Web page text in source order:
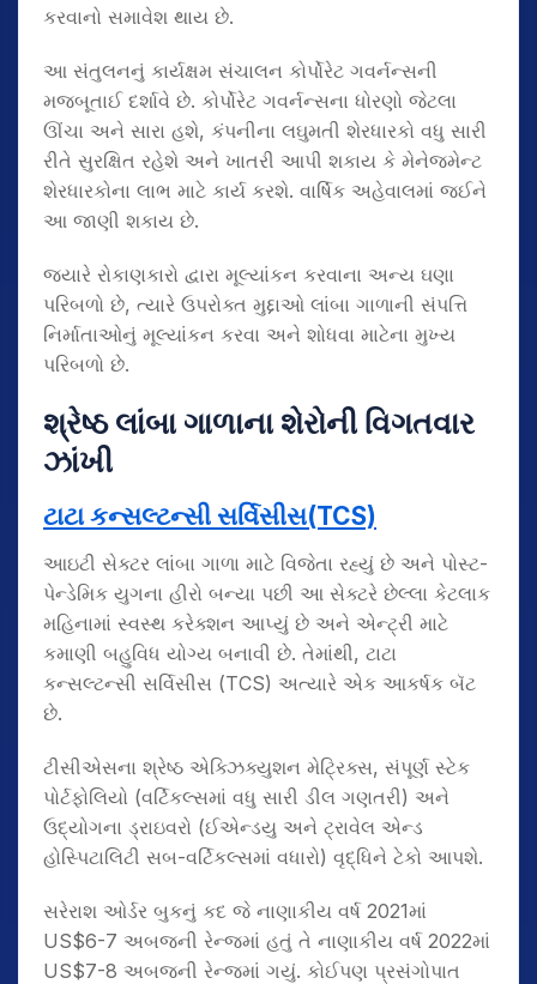
કરવાનો સમાવેશ થાય છે.
આ સંતુલનનું કાર્યક્ષમ સંચાલન કોર્પોરેટ ગવર્નન્સની
મજબૂતાઈ દર્શાવે છે. કોર્પોરેટ ગવર્નન્સના ધોરણો જેટલા
ઊંચા અને સારા હશે, કંપનીના લઘુમતી શેરધારકો વધુ સારી
રીતે સુરક્ષિત રહેશે અને ખાતરી આપી શકાય કે મેનેજમેન્ટ
શેરધારકોના લાભ માટે કાર્ય કરશે. વાર્ષિક અહેવાલમાં જઈને
આ જાણી શકાય છે.
જ્યારે રોકાણકારો દ્વારા મૂલ્યાંકન કરવાના અન્ય ઘણા
પરિબળો છે, ત્યારે ઉપરોક્ત મુદ્દાઓ લાંબા ગાળાની સંપત્તિ
નિર્માતાઓનું મૂલ્યાંકન કરવા અને શોધવા માટેના મુખ્ય
પરિબળો છે.
શ્રેષ્ઠ લાંબા ગાળાના શેરોની વિગતવાર
ઝાંખી
ટાટા કન્સલ્ટન્સી સર્વિસીસ(TCS)
આઇટી સેક્ટર લાંબા ગાળા માટે વિજેતા રહ્યું છે અને પોસ્ટ-
પેન્ડેમિક યુગના હીરો બન્યા પછી આ સેક્ટરે છેલ્લા કેટલાક
મહિનામાં સ્વસ્થ કરેક્શન આપ્યું છે અને એન્ટ્રી માટે
કમાણી બહુવિધ યોગ્ય બનાવી છે. તેમાંથી, ટાટા
કન્સલ્ટન્સી સર્વિસીસ (TCS) અત્યારે એક આકર્ષક બૅટ
છે.
ટીસીએસના શ્રેષ્ઠ એક્ઝિક્યુશન મેટ્રિક્સ, સંપૂર્ણ સ્ટેક
પોર્ટફોલિયો (વર્ટિકલ્સમાં વધુ સારી ડીલ ગણતરી) અને
ઉદ્યોગના ડ્રાઇવરો (ઈએન્ડયુ અને ટ્રાવેલ એન્ડ
હોસ્પિટાલિટી સબ-વર્ટિકલ્સમાં વધારો) વૃદ્ધિને ટેકો આપશે.
સરેરાશ ઓર્ડર બુકનું કદ જે નાણાકીય વર્ષ 2021માં
US$6-7 અબજની રેન્જમાં હતું તે નાણાકીય વર્ષ 2022માં
US$7-8 અબજની રેન્જમાં ગયું. કોઈપણ પ્રસંગોપાત